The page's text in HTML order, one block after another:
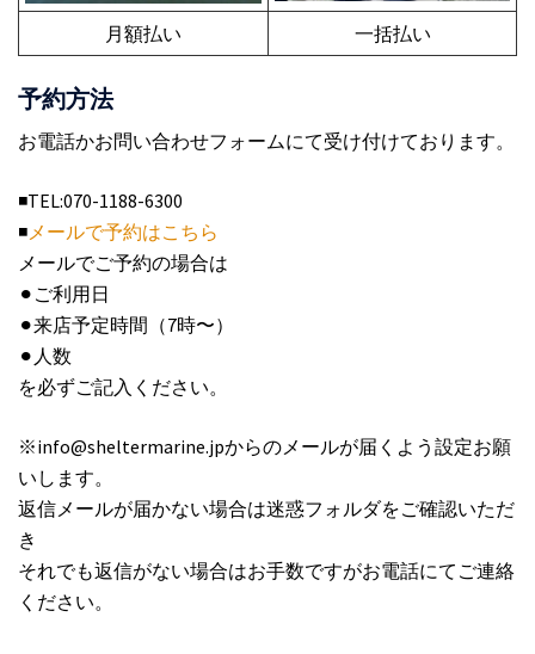
月額払い 一括払い
予約方法
お電話かお問い合わせフォームにて受け付けております。
◾️TEL:070-1188-6300
◾️ メールで予約はこちら
メールでご予約の場合は
⚫︎ご利用日
⚫︎来店予定時間（7時〜）
⚫︎人数
を必ずご記入ください。
※info@sheltermarine.jpからのメールが届くよう設定お願
いします。
返信メールが届かない場合は迷惑フォルダをご確認いただ
き
それでも返信がない場合はお手数ですがお電話にてご連絡
ください。